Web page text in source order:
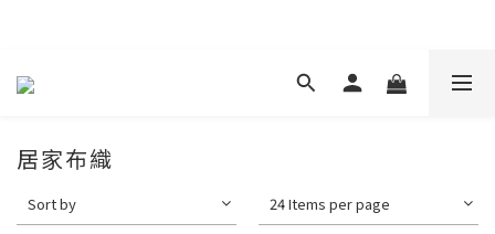
居家布織
Sort by 24 Items per page